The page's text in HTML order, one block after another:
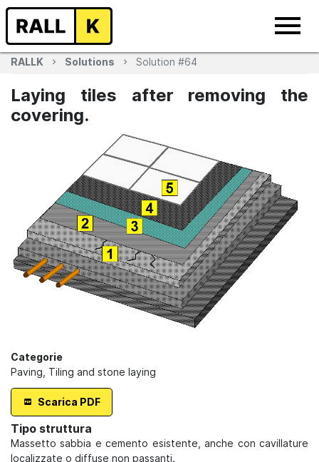
RALLK Solutions Solution #64
Laying tiles after removing the
covering.
Tipo struttura
Massetto sabbia e cemento esistente, anche con cavillature
localizzate o diffuse non passanti.
Categorie
Paving, Tiling and stone laying
Scarica PDF